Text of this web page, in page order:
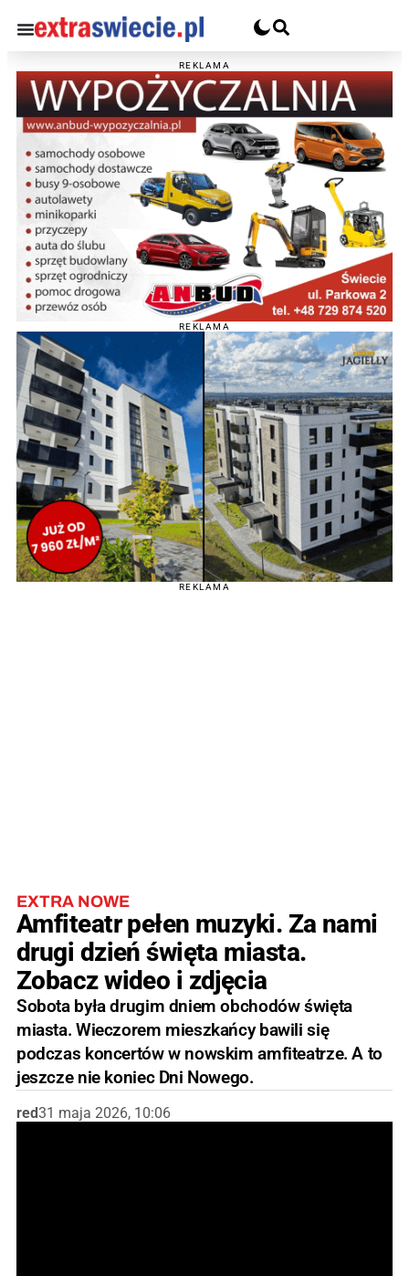
REKLAMA
REKLAMA
REKLAMA
EXTRA NOWE
Amfiteatr pełen muzyki. Za nami
drugi dzień święta miasta.
Zobacz wideo i zdjęcia
Sobota była drugim dniem obchodów święta
miasta. Wieczorem mieszkańcy bawili się
podczas koncertów w nowskim amfiteatrze. A to
jeszcze nie koniec Dni Nowego.
red31 maja 2026, 10:06